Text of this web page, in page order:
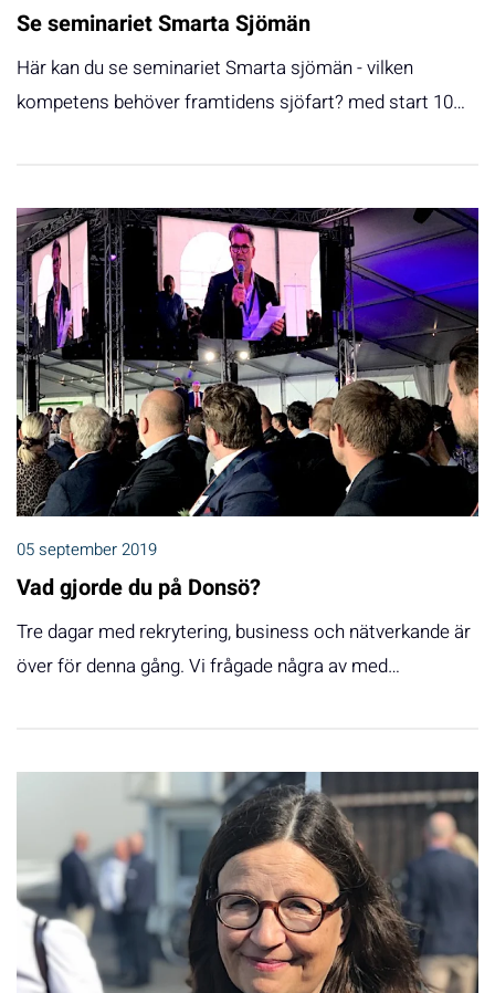
Se seminariet Smarta Sjömän
Här kan du se seminariet Smarta sjömän - vilken
kompetens behöver framtidens sjöfart? med start 10…
05 september 2019
Vad gjorde du på Donsö?
Tre dagar med rekrytering, business och nätverkande är
över för denna gång. Vi frågade några av med…